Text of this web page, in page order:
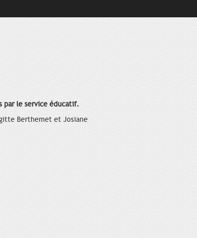
par le service éducatif.
Berthemet et Josiane